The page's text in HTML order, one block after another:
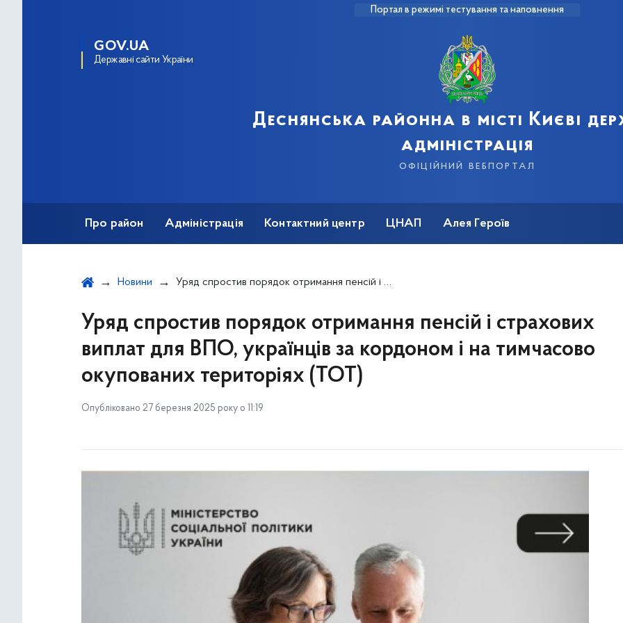
Портал в режимі тестування та наповнення
GOV.UA
Державні сайти України
Деснянська районна в місті Києві
адміністрація
офіційний вебпортал
Про район Адміністрація Контактний центр ЦНАП Алея Героїв
Новини Уряд спростив порядок отримання пенсій і страхових виплат для ВПО, українців за кордоном і на тимчасово окупованих територіях (ТОТ)
Уряд спростив порядок отримання пенсій і страхових
виплат для ВПО, українців за кордоном і на тимчасово
окупованих територіях (ТОТ)
Опубліковано 27 березня 2025 року о 11:19